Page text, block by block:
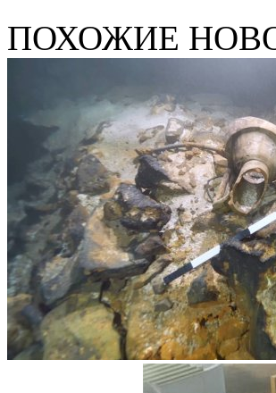
ПОХОЖИЕ